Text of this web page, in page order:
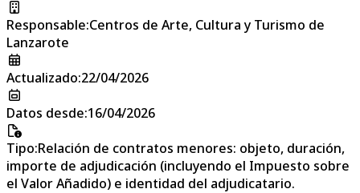
Responsable:Centros de Arte, Cultura y Turismo de
Lanzarote
Actualizado:22/04/2026
Datos desde:16/04/2026
Tipo:Relación de contratos menores: objeto, duración,
importe de adjudicación (incluyendo el Impuesto sobre
el Valor Añadido) e identidad del adjudicatario.